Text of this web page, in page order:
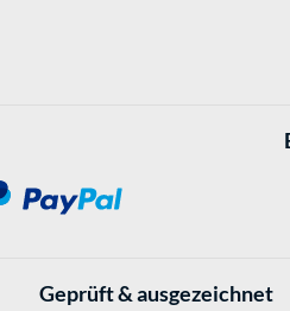
Geprüft & ausgezeichnet